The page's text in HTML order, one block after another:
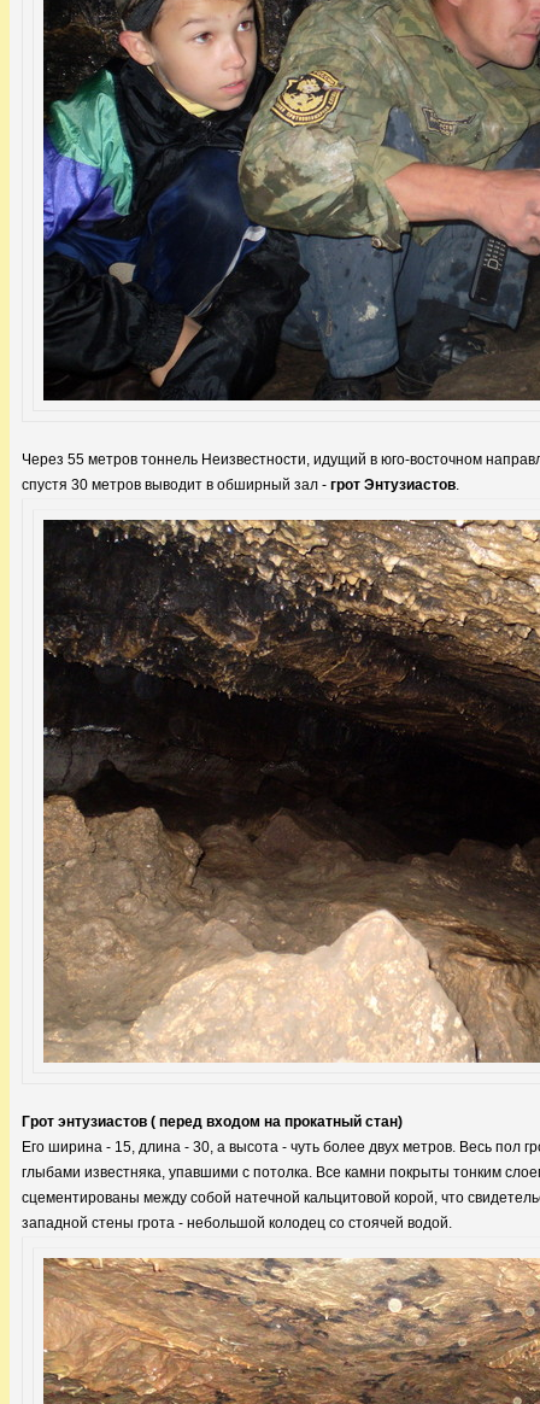
Через 55 метров тоннель Неизвестности, идущий в юго-восточном
спустя 30 метров выводит в обширный зал - грот Энтузиастов.
Грот энтузиастов ( перед входом на прокатный стан)
Его ширина - 15, длина - 30, а высота - чуть более двух метров. Весь пол
глыбами известняка, упавшими с потолка. Все камни покрыты тонким
сцементированы между собой натечной кальцитовой корой, что
западной стены грота - небольшой колодец со стоячей водой.